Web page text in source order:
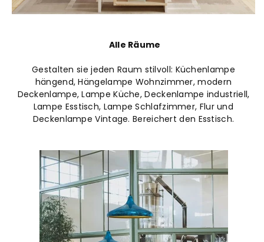
Alle Räume
Gestalten sie jeden Raum stilvoll: Küchenlampe
hängend, Hängelampe Wohnzimmer, modern
Deckenlampe, Lampe Küche, Deckenlampe industriell,
Lampe Esstisch, Lampe Schlafzimmer, Flur und
Deckenlampe Vintage. Bereichert den Esstisch.